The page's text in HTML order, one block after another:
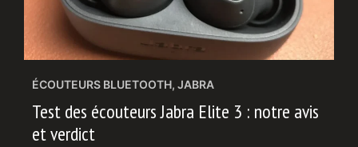
ÉCOUTEURS BLUETOOTH, JABRA
Test des écouteurs Jabra Elite 3 : notre avis
et verdict